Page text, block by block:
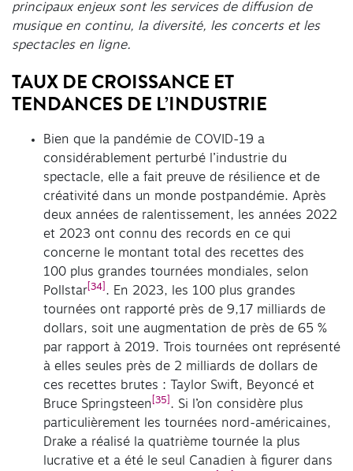
principaux enjeux sont les services de diffusion de
musique en continu, la diversité, les concerts et les
spectacles en ligne.
TAUX DE CROISSANCE ET
TENDANCES DE L’INDUSTRIE
Bien que la pandémie de COVID-19 a
considérablement perturbé l’industrie du
spectacle, elle a fait preuve de résilience et de
créativité dans un monde postpandémie. Après
deux années de ralentissement, les années 2022
et 2023 ont connu des records en ce qui
concerne le montant total des recettes des
100 plus grandes tournées mondiales, selon
Pollstar [34] . En 2023, les 100 plus grandes
tournées ont rapporté près de 9,17 milliards de
dollars, soit une augmentation de près de 65 %
par rapport à 2019. Trois tournées ont représenté
à elles seules près de 2 milliards de dollars de
ces recettes brutes : Taylor Swift, Beyoncé et
Bruce Springsteen [35] . Si l’on considère plus
particulièrement les tournées nord-américaines,
Drake a réalisé la quatrième tournée la plus
lucrative et a été le seul Canadien à figurer dans